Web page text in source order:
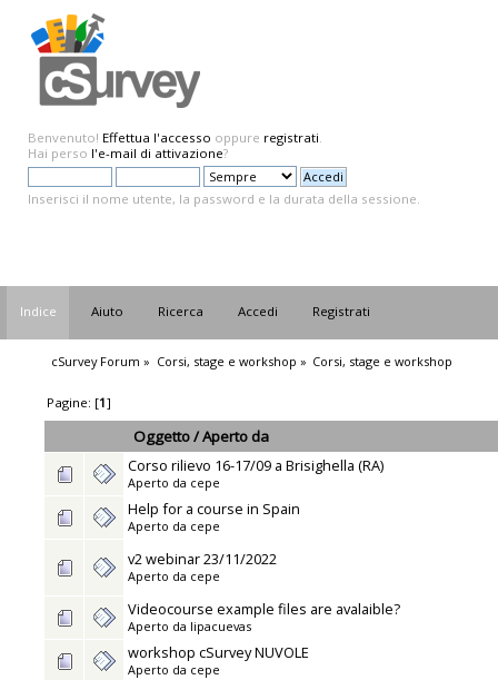
Benvenuto! Effettua l'accesso oppure registrati.
Hai perso l'e-mail di attivazione?
Inserisci il nome utente, la password e la durata della sessione.
Indice Aiuto Ricerca Accedi Registrati
cSurvey Forum » Corsi, stage e workshop » Corsi, stage e workshop
Pagine: [1]
Oggetto/Aperto da
Corso rilievo 16-17/09 a Brisighella (RA)
Aperto da cepe
Help for a course in Spain
Aperto da cepe
v2 webinar 23/11/2022
Aperto da cepe
Videocourse example files are avalaible?
Aperto da lipacuevas
workshop cSurvey NUVOLE
Aperto da cepe